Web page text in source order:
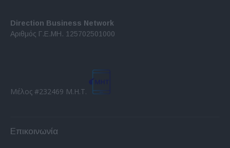
Direction Business Network
Αριθμός Γ.Ε.ΜΗ. 125702501000
Μέλος #232469 Μ.Η.Τ.
Επικοινωνία